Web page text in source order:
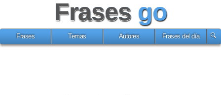
Frases go
Frases Temas Autores Frases del día